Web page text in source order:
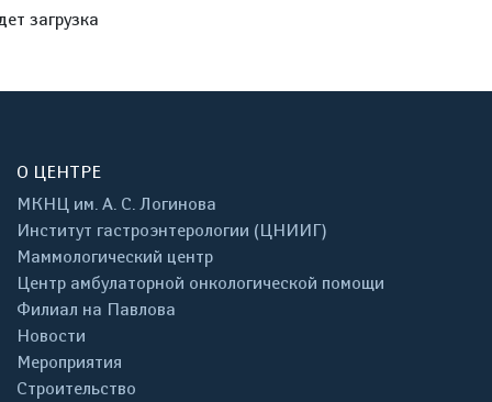
загрузка
О ЦЕНТРЕ
МКНЦ им. А. С. Логинова
Институт гастроэнтерологии (ЦНИИГ)
Маммологический центр
Центр амбулаторной онкологической помощи
Филиал на Павлова
Новости
Мероприятия
Строительство